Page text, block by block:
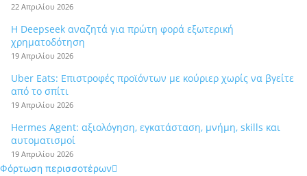
22 Απριλίου 2026
Η Deepseek αναζητά για πρώτη φορά εξωτερική
χρηματοδότηση
19 Απριλίου 2026
Uber Eats: Επιστροφές προϊόντων με κούριερ χωρίς να βγείτε
από το σπίτι
19 Απριλίου 2026
Hermes Agent: αξιολόγηση, εγκατάσταση, μνήμη, skills και
αυτοματισμοί
19 Απριλίου 2026
Φόρτωση περισσοτέρων